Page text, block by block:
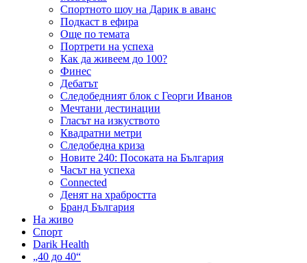
Спортното шоу на Дарик в аванс
Подкаст в ефира
Още по темата
Портрети на успеха
Как да живеем до 100?
Финес
Дебатът
Следобедният блок с Георги Иванов
Мечтани дестинации
Гласът на изкуството
Квадратни метри
Следобедна криза
Новите 240: Посоката на България
Часът на успеха
Connected
Денят на храбростта
Бранд България
На живо
Спорт
Darik Health
„40 до 40“